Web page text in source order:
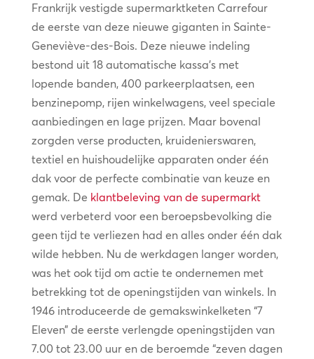
Frankrijk vestigde supermarktketen Carrefour
de eerste van deze nieuwe giganten in Sainte-
Geneviève-des-Bois. Deze nieuwe indeling
bestond uit 18 automatische kassa’s met
lopende banden, 400 parkeerplaatsen, een
benzinepomp, rijen winkelwagens, veel speciale
aanbiedingen en lage prijzen. Maar bovenal
zorgden verse producten, kruidenierswaren,
textiel en huishoudelijke apparaten onder één
dak voor de perfecte combinatie van keuze en
gemak. De klantbeleving van de supermarkt
werd verbeterd voor een beroepsbevolking die
geen tijd te verliezen had en alles onder één dak
wilde hebben. Nu de werkdagen langer worden,
was het ook tijd om actie te ondernemen met
betrekking tot de openingstijden van winkels. In
1946 introduceerde de gemakswinkelketen “7
Eleven” de eerste verlengde openingstijden van
7.00 tot 23.00 uur en de beroemde “zeven dagen